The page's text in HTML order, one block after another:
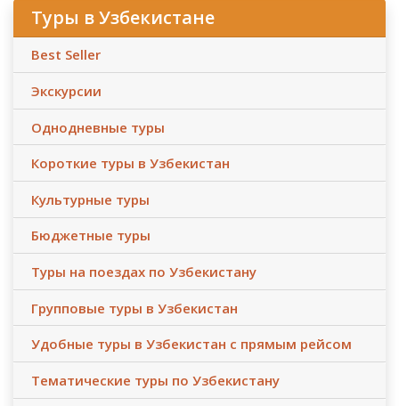
Туры в Узбекистане
Best Seller
Экскурсии
Однодневные туры
Короткие туры в Узбекистан
Культурные туры
Бюджетные туры
Туры на поездах по Узбекистану
Групповые туры в Узбекистан
Удобные туры в Узбекистан с прямым рейсом
Тематические туры по Узбекистану